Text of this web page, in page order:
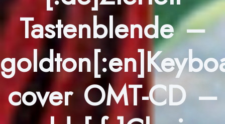
Tastenblende –
cover OMT-CD –